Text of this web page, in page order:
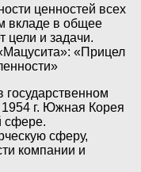
ценностей всех
вкладе в общее
цели и задачи.
«Прицел
государственном
1954 г. Южная Корея
сфере.
сферу,
компании и